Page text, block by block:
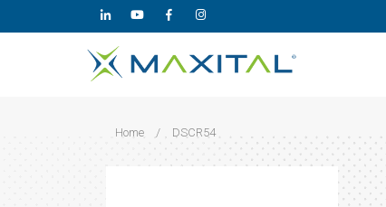
Home / DSCR54